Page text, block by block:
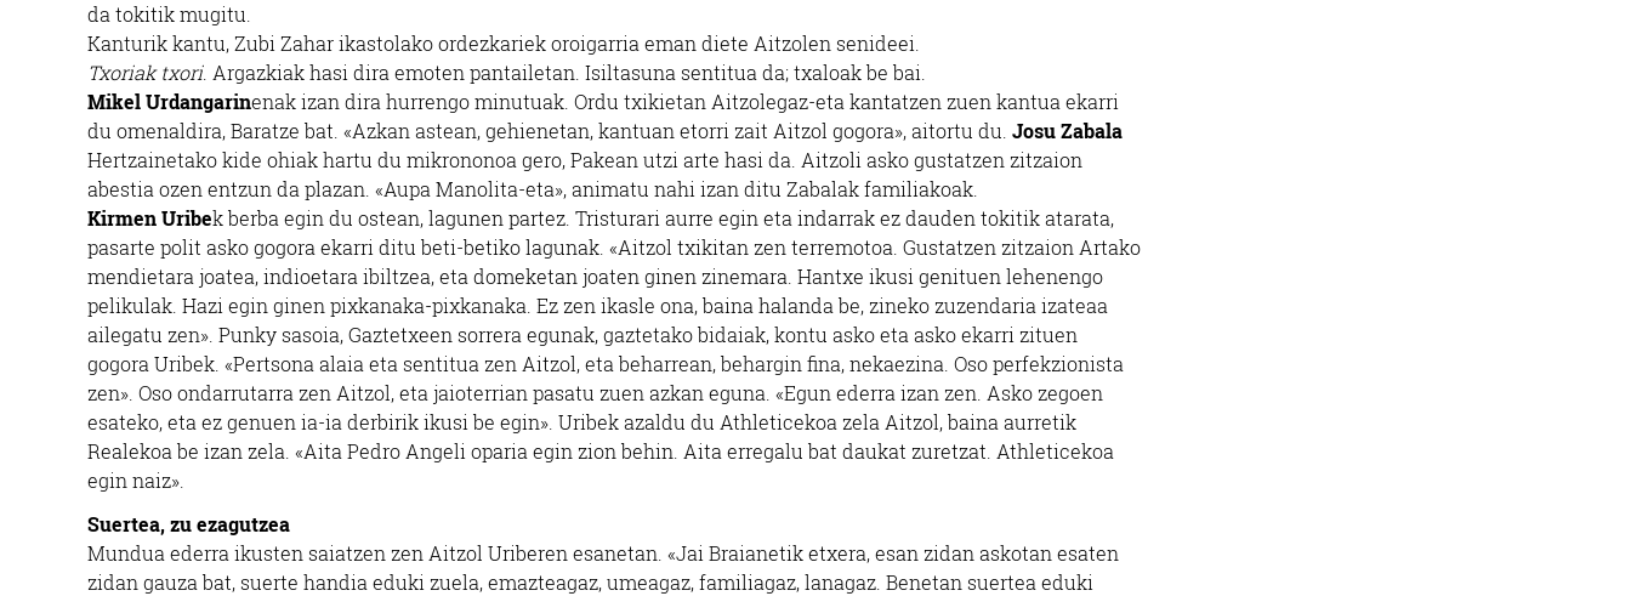
da tokitik mugitu.
Kanturik kantu, Zubi Zahar ikastolako ordezkariek oroigarria eman diete Aitzolen senideei.
Txoriak txori. Argazkiak hasi dira emoten pantailetan. Isiltasuna sentitua da; txaloak be bai.
Mikel Urdangarinenak izan dira hurrengo minutuak. Ordu txikietan Aitzolegaz-eta kantatzen zuen kantua ekarri
du omenaldira, Baratze bat. «Azkan astean, gehienetan, kantuan etorri zait Aitzol gogora», aitortu du. Josu Zabala
Hertzainetako kide ohiak hartu du mikrononoa gero, Pakean utzi arte hasi da. Aitzoli asko gustatzen zitzaion
abestia ozen entzun da plazan. «Aupa Manolita-eta», animatu nahi izan ditu Zabalak familiakoak.
Kirmen Uribek berba egin du ostean, lagunen partez. Tristurari aurre egin eta indarrak ez dauden tokitik atarata,
pasarte polit asko gogora ekarri ditu beti-betiko lagunak. «Aitzol txikitan zen terremotoa. Gustatzen zitzaion Artako
mendietara joatea, indioetara ibiltzea, eta domeketan joaten ginen zinemara. Hantxe ikusi genituen lehenengo
pelikulak. Hazi egin ginen pixkanaka-pixkanaka. Ez zen ikasle ona, baina halanda be, zineko zuzendaria izateaa
ailegatu zen». Punky sasoia, Gaztetxeen sorrera egunak, gaztetako bidaiak, kontu asko eta asko ekarri zituen
gogora Uribek. «Pertsona alaia eta sentitua zen Aitzol, eta beharrean, behargin fina, nekaezina. Oso perfekzionista
zen». Oso ondarrutarra zen Aitzol, eta jaioterrian pasatu zuen azkan eguna. «Egun ederra izan zen. Asko zegoen
esateko, eta ez genuen ia-ia derbirik ikusi be egin». Uribek azaldu du Athleticekoa zela Aitzol, baina aurretik
Realekoa be izan zela. «Aita Pedro Angeli oparia egin zion behin. Aita erregalu bat daukat zuretzat. Athleticekoa
egin naiz».
Suertea, zu ezagutzea
Mundua ederra ikusten saiatzen zen Aitzol Uriberen esanetan. «Jai Braianetik etxera, esan zidan askotan esaten
zidan gauza bat, suerte handia eduki zuela, emazteagaz, umeagaz, familiagaz, lanagaz. Benetan suertea eduki